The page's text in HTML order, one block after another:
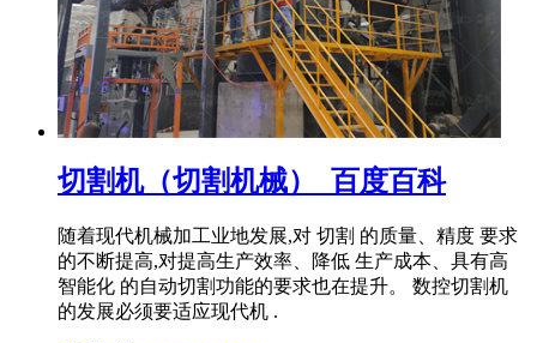
切割机（切割机械）_百度百科
随着现代机械加工业地发展,对 切割 的质量、精度 要求
的不断提高,对提高生产效率、降低 生产成本、具有高
智能化 的自动切割功能的要求也在提升。 数控切割机
的发展必须要适应现代机 .